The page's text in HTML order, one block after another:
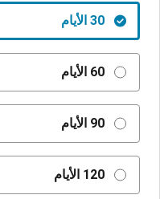
30 الأيام
60 الأيام
90 الأيام
120 الأيام